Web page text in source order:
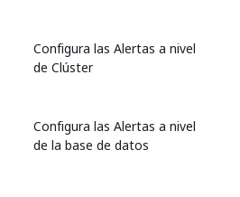
Configura las Alertas a nivel
de Clúster
Configura las Alertas a nivel
de la base de datos